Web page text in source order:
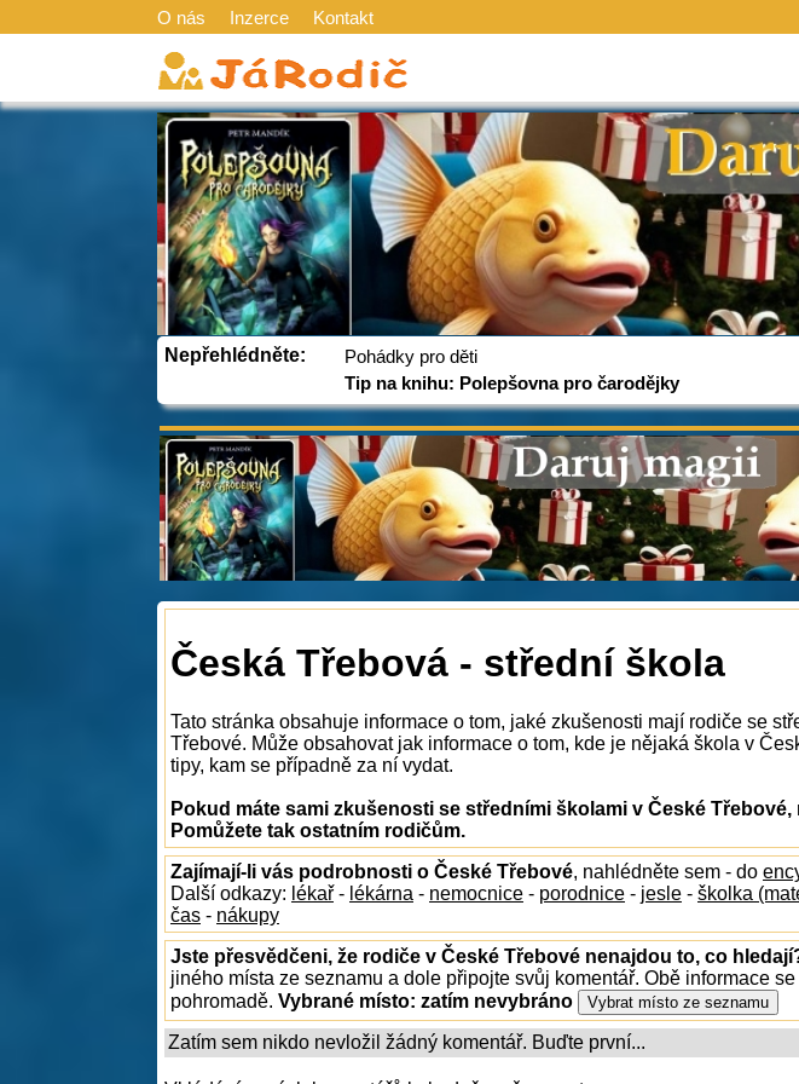
O nás Inzerce Kontakt
Nepřehlédněte:
Pohádky pro děti
Tip na knihu: Polepšovna pro čarodějky
Česká Třebová - střední škola
Tato stránka obsahuje informace o tom, jaké zkušenosti mají rodiče se
Třebové. Může obsahovat jak informace o tom, kde je nějaká škola v
tipy, kam se případně za ní vydat.
Pokud máte sami zkušenosti se středními školami v České
Pomůžete tak ostatním rodičům.
Zajímají-li vás podrobnosti o České Třebové, nahlédněte sem - do
Další odkazy: lékař - lékárna - nemocnice - porodnice - jesle - školka
čas - nákupy
Jste přesvědčeni, že rodiče v České Třebové nenajdou to, co
jiného místa ze seznamu a dole připojte svůj komentář. Obě informace
pohromadě. Vybrané místo: zatím nevybráno
Zatím sem nikdo nevložil žádný komentář. Buďte první...